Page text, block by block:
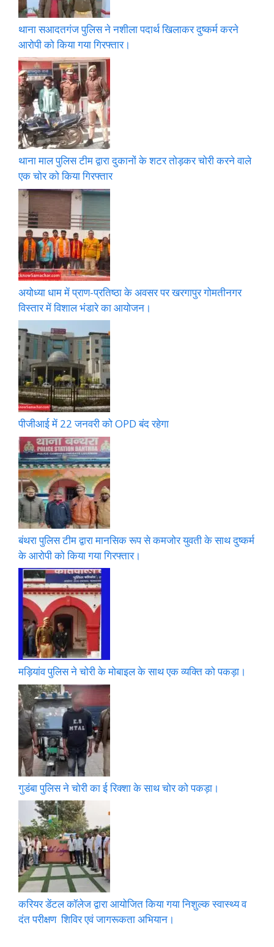
थाना सआदतगंज पुलिस ने नशीला पदार्थ खिलाकर दुष्कर्म करने
आरोपी को किया गया गिरफ्तार।
थाना माल पुलिस टीम द्वारा दुकानों के शटर तोड़कर चोरी करने वाले
एक चोर को किया गिरफ्तार
अयोध्या धाम में प्राण-प्रतिष्ठा के अवसर पर खरगापुर गोमतीनगर
विस्तार में विशाल भंडारे का आयोजन।
पीजीआई में 22 जनवरी को OPD बंद रहेगा
बंथरा पुलिस टीम द्वारा मानसिक रूप से कमजोर युवती के साथ दुष्कर्म
के आरोपी को किया गया गिरफ्तार।
मड़ियांव पुलिस ने चोरी के मोबाइल के साथ एक व्यक्ति को पकड़ा।
गुडंबा पुलिस ने चोरी का ई रिक्शा के साथ चोर को पकड़ा।
करियर डेंटल कॉलेज द्वारा आयोजित किया गया निशुल्क स्वास्थ्य व
दंत परीक्षण शिविर एवं जागरूकता अभियान।